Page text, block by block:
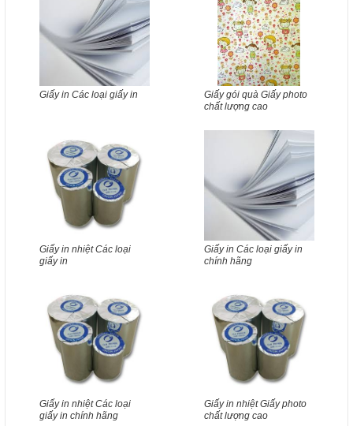
Giấy in Các loại giấy in
Giấy gói quà Giấy photo
chất lượng cao
Giấy in nhiệt Các loại
giấy in
Giấy in Các loại giấy in
chính hãng
Giấy in nhiệt Các loại
giấy in chính hãng
Giấy in nhiệt Giấy photo
chất lượng cao